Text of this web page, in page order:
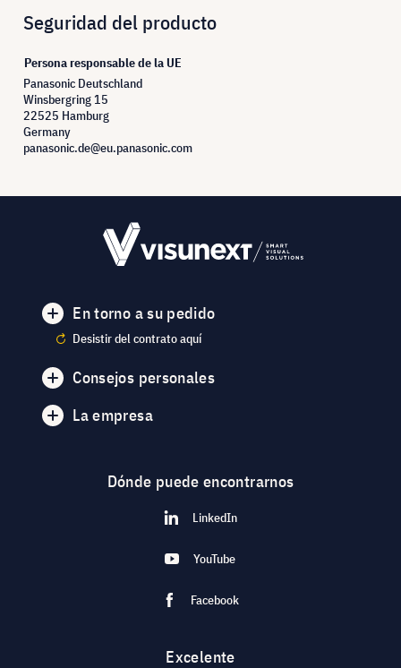
Seguridad del producto
Persona responsable de la UE
Panasonic Deutschland
Winsbergring 15
22525 Hamburg
Germany
panasonic.de@eu.panasonic.com
En torno a su pedido
Desistir del contrato aquí
Consejos personales
La empresa
Dónde puede encontrarnos
LinkedIn
YouTube
Facebook
Excelente